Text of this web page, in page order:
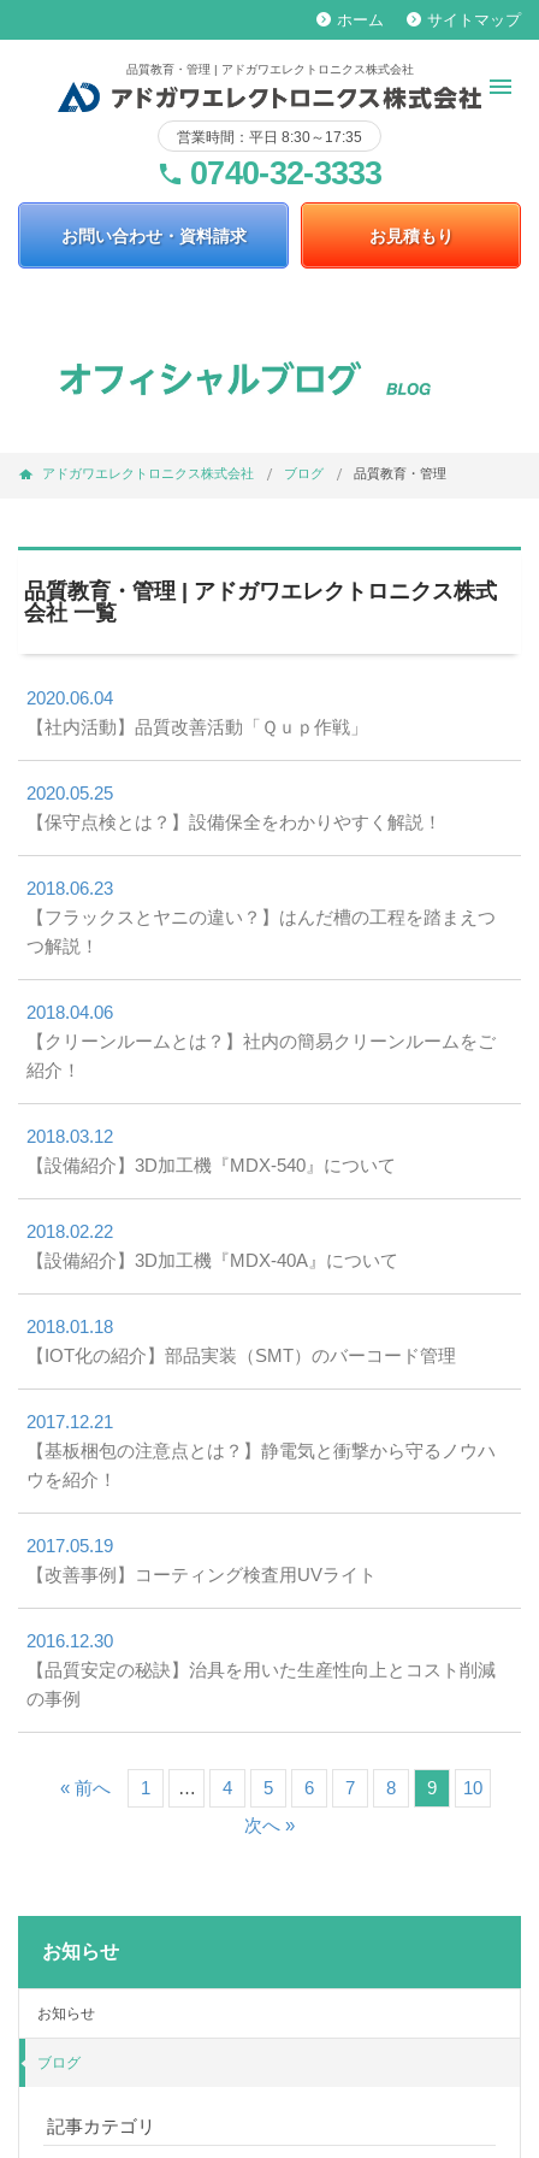
keyboard_arrow_right ホーム keyboard_arrow_right サイトマップ
品質教育・管理 | アドガワエレクトロニクス株式会社
営業時間：平日 8:30～17:35
phone 0740-32-3333
お問い合わせ・資料請求 お見積もり
アドガワエレクトロニクス株式会社 ブログ 品質教育・管理
品質教育・管理 | アドガワエレクトロニクス株式
会社 一覧
2020.06.04
【社内活動】品質改善活動「Ｑｕｐ作戦」
2020.05.25
【保守点検とは？】設備保全をわかりやすく解説！
2018.06.23
【フラックスとヤニの違い？】はんだ槽の工程を踏まえつ
つ解説！
2018.04.06
【クリーンルームとは？】社内の簡易クリーンルームをご
紹介！
2018.03.12
【設備紹介】3D加工機『MDX-540』について
2018.02.22
【設備紹介】3D加工機『MDX-40A』について
2018.01.18
【IOT化の紹介】部品実装（SMT）のバーコード管理
2017.12.21
【基板梱包の注意点とは？】静電気と衝撃から守るノウハ
ウを紹介！
2017.05.19
【改善事例】コーティング検査用UVライト
2016.12.30
【品質安定の秘訣】治具を用いた生産性向上とコスト削減
の事例
« 前へ 1 … 4 5 6 7 8 9
10
次へ »
お知らせ
お知らせ
ブログ
記事カテゴリ